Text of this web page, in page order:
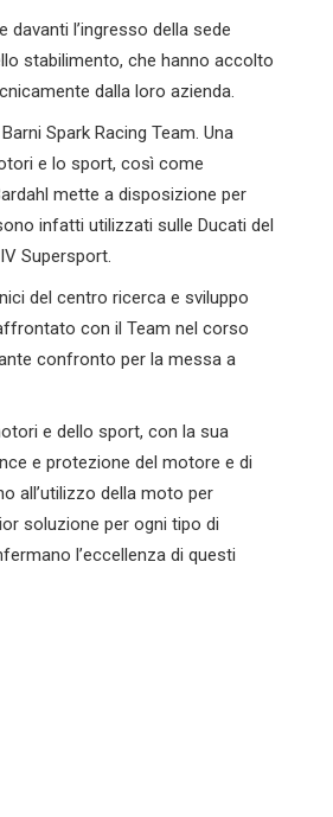
l’ingresso della sede
stabilimento, che hanno accolto
dalla loro azienda.
Spark Racing Team. Una
e lo sport, così come
mette a disposizione per
infatti utilizzati sulle Ducati del
Supersport.
del centro ricerca e sviluppo
con il Team nel corso
confronto per la messa a
e dello sport, con la sua
e protezione del motore e di
all’utilizzo della moto per
soluzione per ogni tipo di
l’eccellenza di questi